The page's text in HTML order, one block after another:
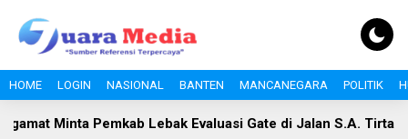
HOME LOGIN NASIONAL BANTEN MANCANEGARA POLITIK
Pemkab Lebak Evaluasi Gate di Jalan S.A. Tirtayasa